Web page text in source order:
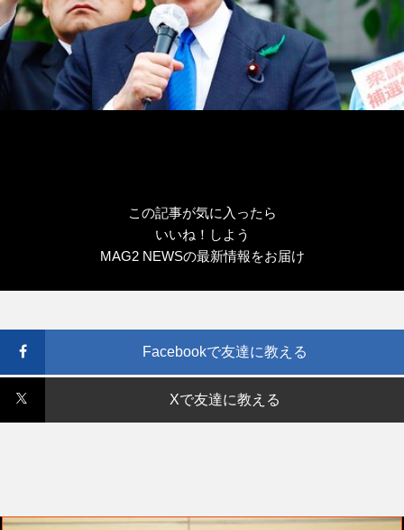
この記事が気に入ったら
いいね！しよう
MAG2 NEWSの最新情報をお届け
Facebookで友達に教える
Xで友達に教える